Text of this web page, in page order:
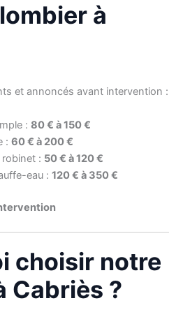
à
et annoncés avant intervention :
: 80 € à 150 €
: 60 € à 200 €
: 50 € à 120 €
eau : 120 € à 350 €
choisir notre
Cabriès ?